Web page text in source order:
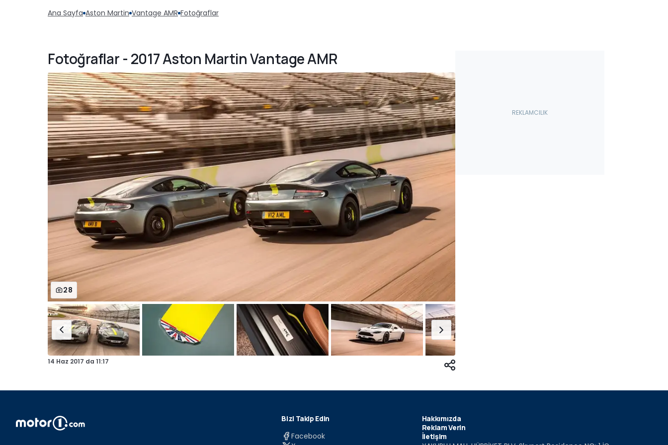
Ana Sayfa Aston Martin Vantage AMR Fotoğraflar
Fotoğraflar - 2017 Aston Martin Vantage AMR
28
14 Haz 2017 da 11:17
Bizi Takip Edin
Facebook
Hakkımızda
Reklam Verin
İletişim